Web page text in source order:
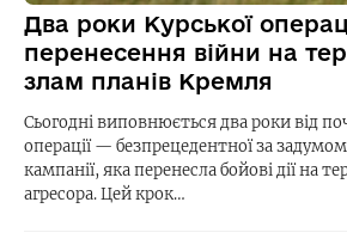
Два роки Курської
перенесення війни на
злам планів Кремля
Сьогодні виповнюється два роки від
операції — безпрецедентної за
кампанії, яка перенесла бойові дії на
агресора. Цей крок…